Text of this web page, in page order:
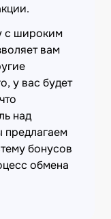
с широким
вам
у вас будет
над
предлагаем
бонусов
обмена